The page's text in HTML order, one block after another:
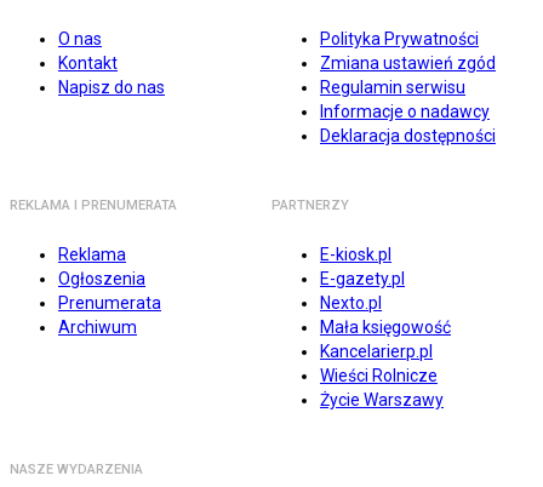
O nas
Kontakt
Napisz do nas
Polityka Prywatności
Zmiana ustawień zgód
Regulamin serwisu
Informacje o nadawcy
Deklaracja dostępności
REKLAMA I PRENUMERATA
Reklama
Ogłoszenia
Prenumerata
Archiwum
PARTNERZY
E-kiosk.pl
E-gazety.pl
Nexto.pl
Mała księgowość
Kancelarierp.pl
Wieści Rolnicze
Życie Warszawy
NASZE WYDARZENIA